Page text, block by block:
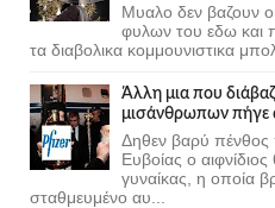
Μυαλο δεν βαζουν
φυλων του εδω και
τα διαβολικα κομμουνιστικα
Άλλη μια που
μισάνθρωπων πήγε
Δηθεν βαρύ
Ευβοίας ο
γυναίκας, η οποία
σταθμευμένο αυ...